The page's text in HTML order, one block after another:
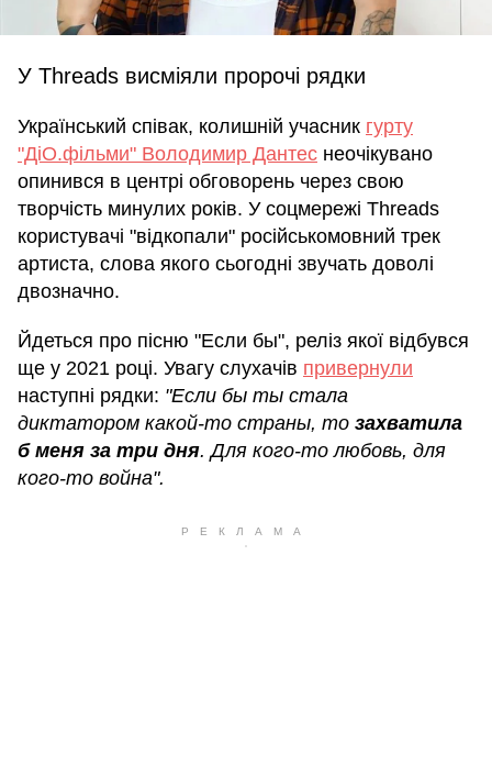
У Threads висміяли пророчі рядки
Український співак, колишній учасник гурту
"ДіО.фільми" Володимир Дантес неочікувано
опинився в центрі обговорень через свою
творчість минулих років. У соцмережі Threads
користувачі "відкопали" російськомовний трек
артиста, слова якого сьогодні звучать доволі
двозначно.
Йдеться про пісню "Если бы", реліз якої відбувся
ще у 2021 році. Увагу слухачів привернули
наступні рядки: "Если бы ты стала
диктатором какой-то страны, то захватила
б меня за три дня. Для кого-то любовь, для
кого-то война".